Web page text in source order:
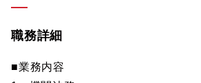
職務詳細
■業務内容